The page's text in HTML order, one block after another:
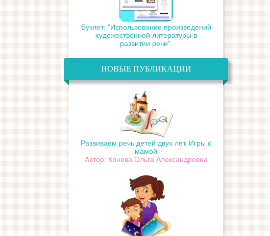
Буклет: "Использование произведений
художественной литературы в
развитии речи".
НОВЫЕ ПУБЛИКАЦИИ
Развиваем речь детей двух лет. Игры с
мамой
Автор: Конева Ольга Александровна